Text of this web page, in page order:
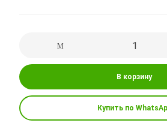
В корзину
Купить по